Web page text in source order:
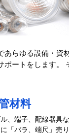
あらゆる設備・資
ートをします。
材料
、端子、配線器具
「バラ、端尺」売